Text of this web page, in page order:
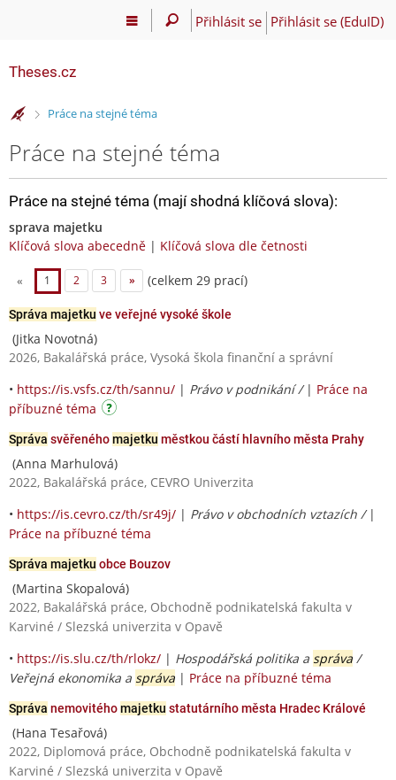
Přihlásit se Přihlásit se (EduID)
Theses.cz
>Práce na stejné téma
Práce na stejné téma
Práce na stejné téma (mají shodná klíčová slova):
sprava majetku
Klíčová slova abecedně | Klíčová slova dle četnosti
« 1 2 3 » (celkem 29 prací)
Správa majetku ve veřejné vysoké škole
(Jitka Novotná)
2026, Bakalářská práce, Vysoká škola finanční a správní
• https://is.vsfs.cz/th/sannu/ | Právo v podnikání / | Práce na
příbuzné téma
Správa svěřenéhomajetku městkou částí hlavního města Prahy
(Anna Marhulová)
2022, Bakalářská práce, CEVRO Univerzita
• https://is.cevro.cz/th/sr49j/ | Právo v obchodních vztazích / |
Práce na příbuzné téma
Správa majetku obce Bouzov
(Martina Skopalová)
2022, Bakalářská práce, Obchodně podnikatelská fakulta v
Karviné / Slezská univerzita v Opavě
• https://is.slu.cz/th/rlokz/ | Hospodářská politika a správa /
Veřejná ekonomika a správa | Práce na příbuzné téma
Správa nemovitéhomajetku statutárního města Hradec Králové
(Hana Tesařová)
2022, Diplomová práce, Obchodně podnikatelská fakulta v
Karviné / Slezská univerzita v Opavě